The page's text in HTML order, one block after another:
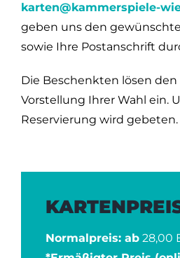
karten@kammerspiele-
geben uns den
sowie Ihre Postanschrift
Die Beschenkten lösen
Vorstellung Ihrer Wahl ein.
Reservierung wird gebeten.
Normalpreis: ab28,00